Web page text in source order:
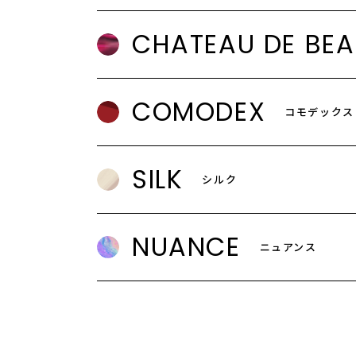
CHATEAU DE
COMODEX コモデックス
SILK シルク
NUANCE ニュアンス